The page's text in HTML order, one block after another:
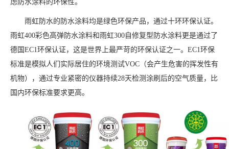
虑防水涂料的环保性。
雨虹防水的防水涂料均是绿色环保产品，通过十环环保认证。
雨虹400彩色高弹防水涂料和雨虹300自修复型防水涂料更是通过了
德国EC1环保认证，这是世界上最严苛的环保认证之一。EC1环保
标准是模拟人们实际居住的环境测试VOC（会产生危害的挥发性有
机物），通过专业紧密的仪器持续28天检测涂刷后的空气质量，比
国内环保标准要求更高。